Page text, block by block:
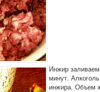
Инжир
минут.
инжира. Объем